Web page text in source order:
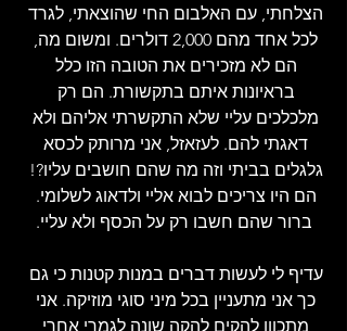
הצלחתי, עם האלבום החי שהוצאתי, לגרד
לכל אחד מהם 2,000 דולרים. ומשום מה,
הם לא מזכירים את הטובה הזו כלל
בראיונות איתם בתקשורת. הם רק
מלכלכים עליי שלא התקשרתי אליהם ולא
דאגתי להם. לעזאזל, אני מרותק לכסא
גלגלים בביתי וזה מה שהם חושבים עליו?!
הם היו צריכים לבוא אליי ולדאוג לשלומי.
ברור שהם חשבו רק על הכסף ולא עליי.
עדיף לי לעשות דברים במנות קטנות כי גם
כך אני מתעניין בכל מיני סוגי מוזיקה. אני
מתכוון להקים להקה שונה לגמרי אחרי